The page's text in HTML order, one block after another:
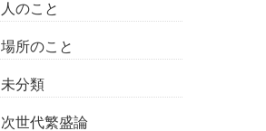
人のこと
場所のこと
未分類
次世代繁盛論